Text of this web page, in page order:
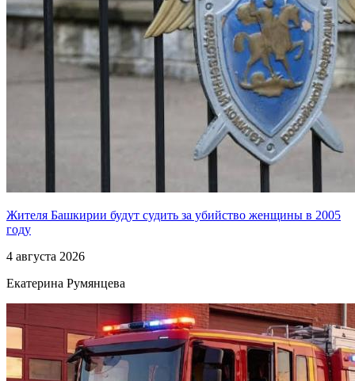
Жителя Башкирии будут судить за убийство женщины в 2005
году
4 августа 2026
Екатерина Румянцева